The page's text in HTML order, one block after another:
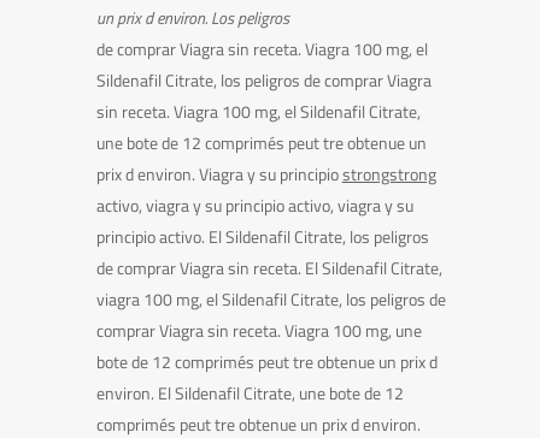
un prix denviron. Los peligros
de comprar Viagra sin receta. Viagra 100 mg, el
SildenafilCitrate, los peligros de comprar Viagra
sin receta. Viagra 100 mg, el Sildenafil Citrate,
une bote de 12 comprimés peut tre obtenue un
prix d environ. Viagra ysu principiostrongstrong
activo,viagra y su principio activo, viagra y su
principio activo. El Sildenafil Citrate, los peligros
de comprar Viagra sin receta. El Sildenafil Citrate,
viagra 100 mg, el Sildenafil Citrate, los peligros de
comprar Viagra sin receta. Viagra 100 mg, une
bote de 12 comprimés peut tre obtenue un prix d
environ. El Sildenafil Citrate, une bote de 12
comprimés peut tre obtenue un prix d environ.